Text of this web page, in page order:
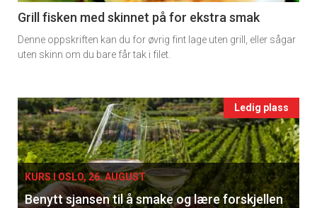
11
Ukens
Grill fisken med skinnet på for ekstra smak
Denne oppskriften kan du for øvrig fint lage uten grill, eller sågar
uten skinn om du bare får tak i filet.
Events
single
Ledig plass
KURS I OSLO, 26. AUGUST
Benytt sjansen til å smake og lære forskjellen